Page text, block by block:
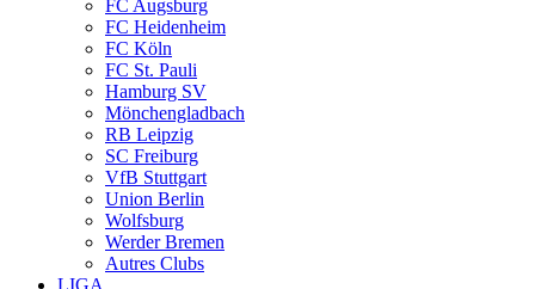
FC Augsburg
FC Heidenheim
FC Köln
FC St. Pauli
Hamburg SV
Mönchengladbach
RB Leipzig
SC Freiburg
VfB Stuttgart
Union Berlin
Wolfsburg
Werder Bremen
Autres Clubs
LIGA